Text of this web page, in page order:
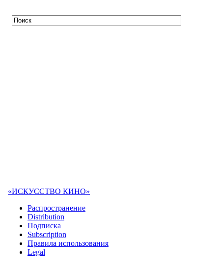
«ИСКУССТВО КИНО»
Распространение
Distribution
Подписка
Subscription
Правила использования
Legal